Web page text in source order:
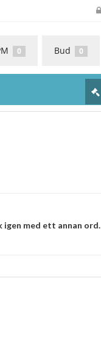
0 Bud 0
med ett annan ord.